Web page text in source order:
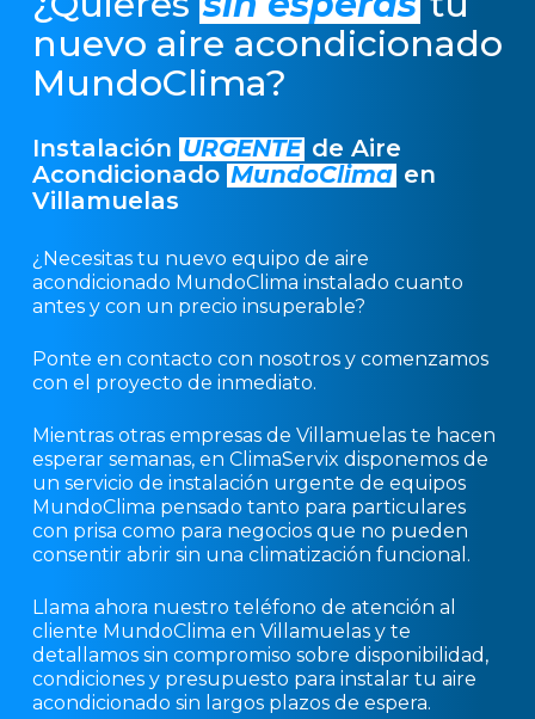
nuevo aire acondicionado
MundoClima?
Instalación URGENTE de Aire
Acondicionado MundoClima en
Villamuelas
¿Necesitas tu nuevo equipo de aire
acondicionado MundoClima instalado cuanto
antes y con un precio insuperable?
Ponte en contacto con nosotros y comenzamos
con el proyecto de inmediato.
Mientras otras empresas de Villamuelas te hacen
esperar semanas, en ClimaServix disponemos de
un servicio de instalación urgente de equipos
MundoClima pensado tanto para particulares
con prisa como para negocios que no pueden
consentir abrir sin una climatización funcional.
Llama ahora nuestro teléfono de atención al
cliente MundoClima en Villamuelas y te
detallamos sin compromiso sobre disponibilidad,
condiciones y presupuesto para instalar tu aire
acondicionado sin largos plazos de espera.